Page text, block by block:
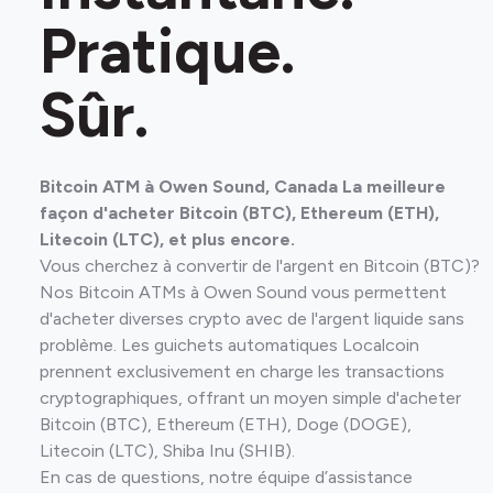
Pratique.
Sûr.
Bitcoin ATM à Owen Sound, Canada La meilleure
façon d'acheter Bitcoin (BTC), Ethereum (ETH),
Litecoin (LTC), et plus encore.
Vous cherchez à convertir de l'argent en Bitcoin (BTC)?
Nos Bitcoin ATMs à Owen Sound vous permettent
d'acheter diverses crypto avec de l'argent liquide sans
problème. Les guichets automatiques Localcoin
prennent exclusivement en charge les transactions
cryptographiques, offrant un moyen simple d'acheter
Bitcoin (BTC), Ethereum (ETH), Doge (DOGE),
Litecoin (LTC), Shiba Inu (SHIB).
En cas de questions, notre équipe d’assistance